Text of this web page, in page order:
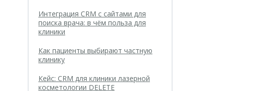
Интеграция CRM с сайтами для
поиска врача: в чём польза для
клиники
Как пациенты выбирают частную
клинику
Кейс: CRM для клиники лазерной
косметологии DELETE